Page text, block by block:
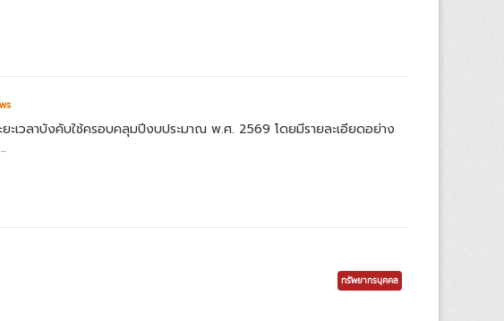
ะเวลาบังคับใช้ครอบคลุมปีงบประมาณ พ.ศ. 2569 โดยมีรายละเอียดอย่าง
ทรัพยากรบุคคล